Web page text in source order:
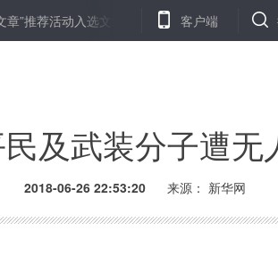
动入选文章揭晓 缅甸政府销毁大量毒品
客户端
及武装分子遭无
2018-06-26 22:53:20 来源： 新华网